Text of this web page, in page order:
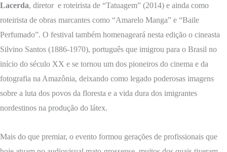
Lacerda, diretor e roteirista de “Tatuagem” (2014) e ainda como
roteirista de obras marcantes como “Amarelo Manga” e “Baile
Perfumado”. O festival também homenageará nesta edição o cineasta
Silvino Santos (1886-1970), português que imigrou para o Brasil no
início do século XX e se tornou um dos pioneiros do cinema e da
fotografia na Amazônia, deixando como legado poderosas imagens
sobre a luta dos povos da floresta e a vida dura dos imigrantes
nordestinos na produção do látex.
Mais do que premiar, o evento formou gerações de profissionais que